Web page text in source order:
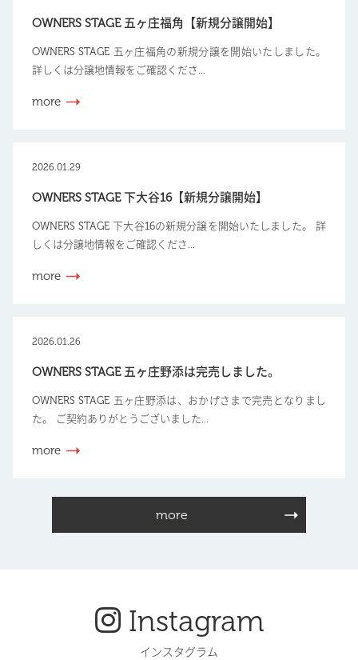
OWNERS STAGE 五ヶ庄福角【新規分譲開始】
OWNERS STAGE 五ヶ庄福角の新規分譲を開始いたしました。
詳しくは分譲地情報をご確認くださ...
more
2026.01.29
OWNERS STAGE 下大谷16【新規分譲開始】
OWNERS STAGE 下大谷16の新規分譲を開始いたしました。 詳
しくは分譲地情報をご確認くださ...
more
2026.01.26
OWNERS STAGE 五ヶ庄野添は完売しました。
OWNERS STAGE 五ヶ庄野添は、おかげさまで完売となりまし
た。 ご契約ありがとうございました...
more
more
Instagram
インスタグラム